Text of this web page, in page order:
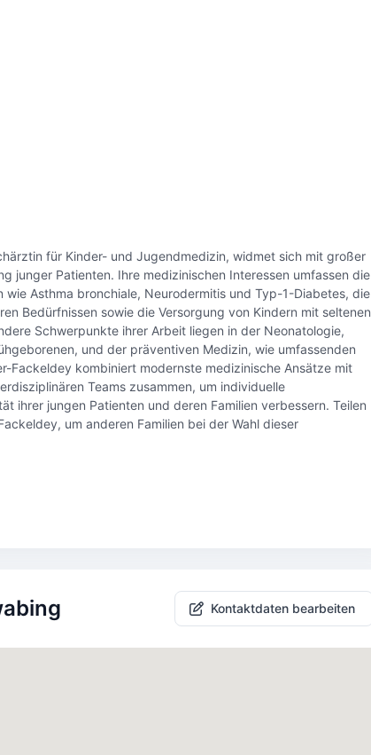
für Kinder- und Jugendmedizin, widmet sich mit großer
junger Patienten. Ihre medizinischen Interessen umfassen die
Asthma bronchiale, Neurodermitis und Typ-1-Diabetes, die
Bedürfnissen sowie die Versorgung von Kindern mit seltenen
Schwerpunkte ihrer Arbeit liegen in der Neonatologie,
und der präventiven Medizin, wie umfassenden
Fackeldey kombiniert modernste medizinische Ansätze mit
Teams zusammen, um individuelle
ihrer jungen Patienten und deren Familien verbessern. Teilen
um anderen Familien bei der Wahl dieser
Kontaktdaten bearbeiten